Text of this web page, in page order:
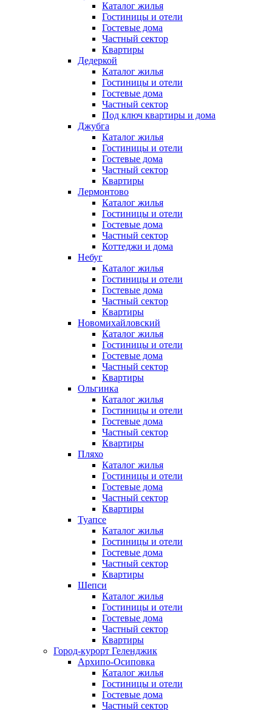
Каталог жилья
Гостиницы и отели
Гостевые дома
Частный сектор
Квартиры
Дедеркой
Каталог жилья
Гостиницы и отели
Гостевые дома
Частный сектор
Под ключ квартиры и дома
Джубга
Каталог жилья
Гостиницы и отели
Гостевые дома
Частный сектор
Квартиры
Лермонтово
Каталог жилья
Гостиницы и отели
Гостевые дома
Частный сектор
Коттеджи и дома
Небуг
Каталог жилья
Гостиницы и отели
Гостевые дома
Частный сектор
Квартиры
Новомихайловский
Каталог жилья
Гостиницы и отели
Гостевые дома
Частный сектор
Квартиры
Ольгинка
Каталог жилья
Гостиницы и отели
Гостевые дома
Частный сектор
Квартиры
Пляхо
Каталог жилья
Гостиницы и отели
Гостевые дома
Частный сектор
Квартиры
Туапсе
Каталог жилья
Гостиницы и отели
Гостевые дома
Частный сектор
Квартиры
Шепси
Каталог жилья
Гостиницы и отели
Гостевые дома
Частный сектор
Квартиры
Город-курорт Геленджик
Архипо-Осиповка
Каталог жилья
Гостиницы и отели
Гостевые дома
Частный сектор